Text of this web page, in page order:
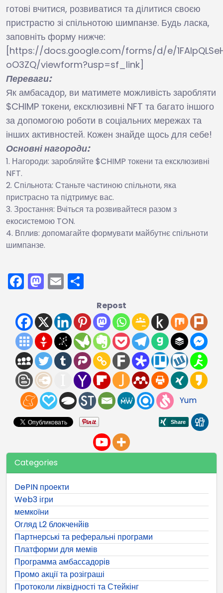
готові вчитися, розвиватися та ділитися своєю
пристрастю зі спільнотою шимпанзе. Будь ласка,
заповніть форму нижче:
[https://docs.google.com/forms/d/e/
oO3ZQ/viewform?usp=sf_link]
Переваги:
Як амбасадор, ви матимете можливість заробляти
$CHIMP токени, ексклюзивні NFT та багато іншого
за допомогою роботи в соціальних мережах та
інших активностей. Кожен знайде щось для себе!
Основні нагороди:
Нагороди: заробляйте $CHIMP токени та ексклюзивні
NFT.
Спільнота: Станьте частиною спільноти, яка
пристрасно та підтримує вас.
Зростання: Вчіться та розвивайтеся разом з
екосистемою TON.
Вплив: допомагайте формувати майбутнє спільноти
шимпанзе.
Facebook
Mastodon
Email
Repost
Yum
Categories
DePIN проекти
Web3 ігри
мемкоїни
Огляд L2 блокченйів
Партнерські та реферальні програми
Платформи для мемів
Программа амбассадорів
Промо акції та розіграші
Протоколи ліквідності та Стейкінг